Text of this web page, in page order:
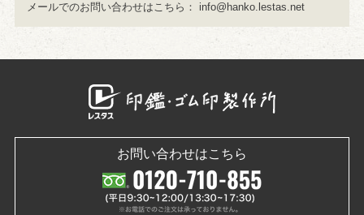
メールでのお問い合わせはこちら： info@hanko.lestas.net
お問い合わせはこちら